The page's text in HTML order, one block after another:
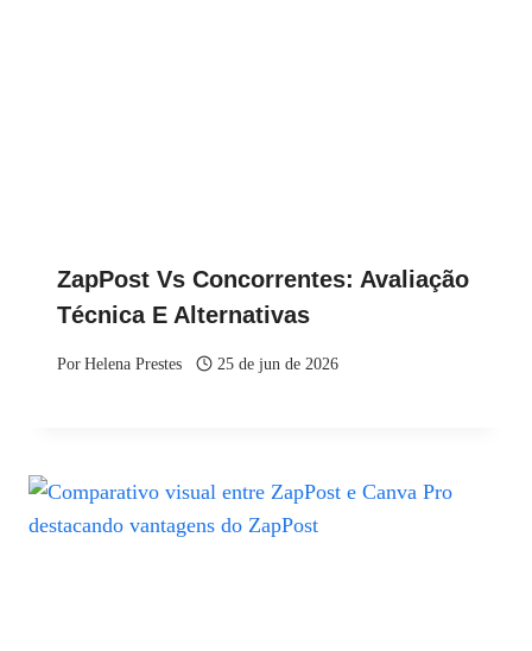
ZapPost Vs Concorrentes: Avaliação
Técnica E Alternativas
PorHelena Prestes 25 de jun de 2026